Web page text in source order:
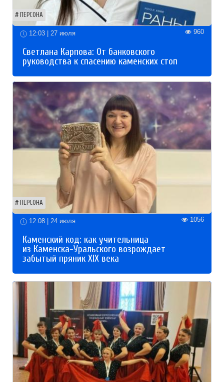
ПЕРСОНА
12:03 | 27 июля 960
Светлана Карпова: От банковского
руководства к спасению каменских стоп
ПЕРСОНА
12:08 | 24 июля 1056
Каменский код: как учительница
из Каменска-Уральского возрождает
забытый пряник XIX века